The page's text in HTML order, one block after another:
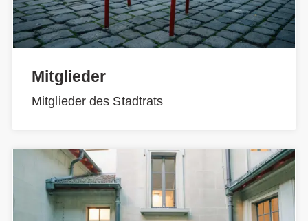
Mitglieder
Mitglieder des Stadtrats